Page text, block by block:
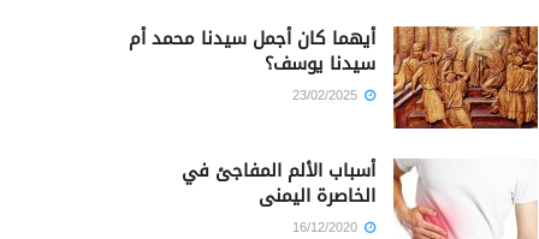
أيهما كان أجمل سيدنا محمد أم
سيدنا يوسف؟
أسباب الألم المفاجئ في
الخاصرة اليمنى